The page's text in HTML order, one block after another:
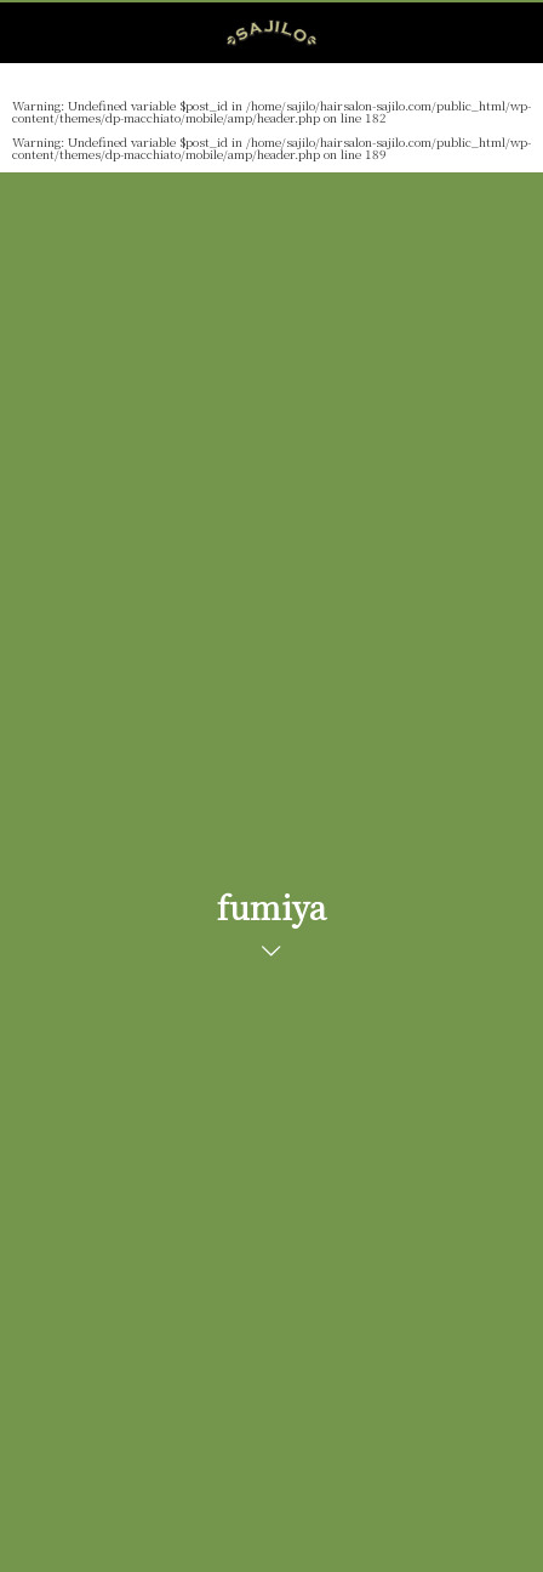
Warning: Undefined variable $post_id in /home/sajilo/hairsalon-sajilo.com/public_html/wp-
content/themes/dp-macchiato/mobile/amp/header.php on line 182
Warning: Undefined variable $post_id in /home/sajilo/hairsalon-sajilo.com/public_html/wp-
content/themes/dp-macchiato/mobile/amp/header.php on line 189
Warning: Undefined variable $post_id in/home/sajilo/hairsalon-sajilo.com/public_html/wp-
fumiya